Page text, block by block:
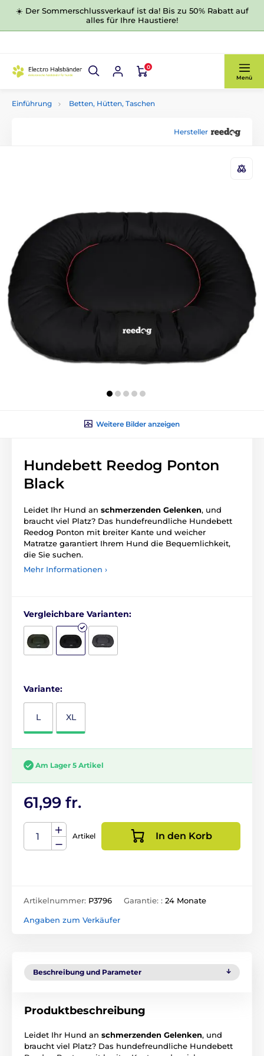
☀️ Der Sommerschlussverkauf ist da! Bis zu 50% Rabatt auf
alles für Ihre Haustiere!
0
Menü
Einführung Betten, Hütten, Taschen
Hersteller
Weitere Bilder anzeigen
Hundebett Reedog Ponton
Black
Leidet Ihr Hund an schmerzenden Gelenken, und
braucht viel Platz? Das hundefreundliche Hundebett
Reedog Ponton mit breiter Kante und weicher
Matratze garantiert Ihrem Hund die Bequemlichkeit,
die Sie suchen.
Mehr Informationen ›
Vergleichbare Varianten:
Variante:
L XL
Am Lager 5 Artikel
61,99 fr.
Artikel In den Korb
Artikelnummer: P3796 Garantie: : 24 Monate
Angaben zum Verkäufer
Beschreibung und Parameter
Produktbeschreibung
Leidet Ihr Hund an schmerzenden Gelenken, und
braucht viel Platz? Das hundefreundliche Hundebett